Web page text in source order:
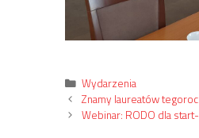
Kategorie
Wydarzenia
Znamy laureatów
Webinar: RODO dla